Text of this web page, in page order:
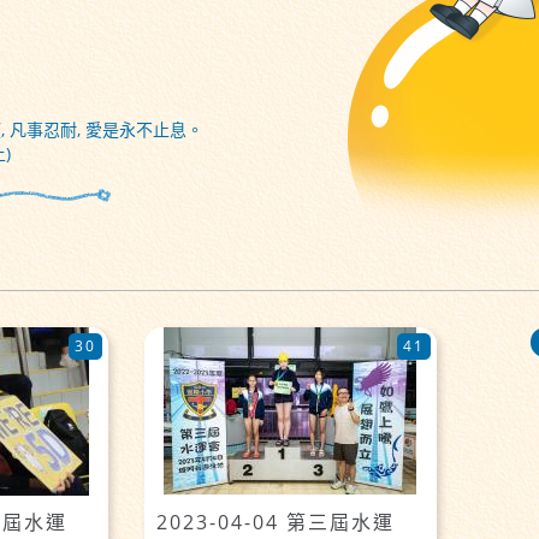
凡事忍耐, 愛是永不止息。
)
水運
30
2023-04-04 第三屆水運
41